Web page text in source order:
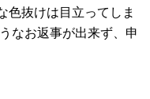
色抜けは目立ってしま
なお返事が出来ず、申